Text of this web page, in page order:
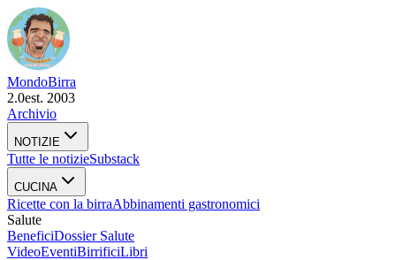
MondoBirra
2.0est. 2003
Archivio
NOTIZIE
Tutte le notizieSubstack
CUCINA
Ricette con la birraAbbinamenti gastronomici
Salute
BeneficiDossier Salute
VideoEventiBirrificiLibri